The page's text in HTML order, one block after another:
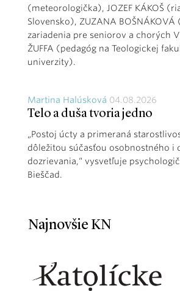
(meteorologička), JOZEF KÁKOŠ
Slovensko), ZUZANA BOŠNÁKOVÁ
zariadenia pre seniorov a chorých
ŽUFFA (pedagóg na Teologickej
univerzity).
Martina Halúsková 04.08.2026
Telo a duša tvoria jedno
„Postoj úcty a primeraná
dôležitou súčasťou osobnostného i
dozrievania,“ vysvetľuje
Bieščad.
Najnovšie KN